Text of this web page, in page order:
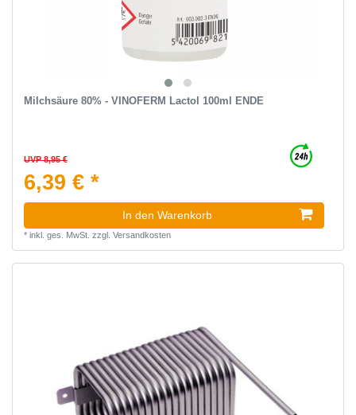
Milchsäure 80% - VINOFERM Lactol 100ml ENDE
UVP 8,95 €
6,39 € *
In den Warenkorb
* inkl. ges. MwSt. zzgl. Versandkosten